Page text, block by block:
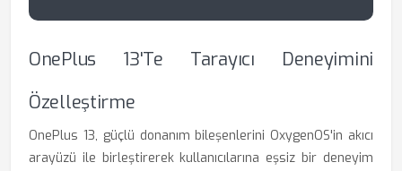
OnePlus 13'te Tarayıcı Deneyimini
Özelleştirme
OnePlus 13, güçlü donanım bileşenlerini OxygenOS'in akıcı
arayüzü ile birleştirerek kullanıcılarına eşsiz bir deneyim